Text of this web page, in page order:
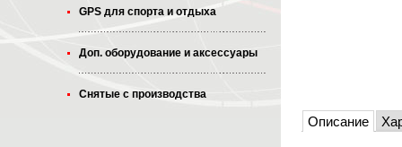
GPS для спорта и отдыха
Доп. оборудование и аксессуары
Снятые с производства
Описание